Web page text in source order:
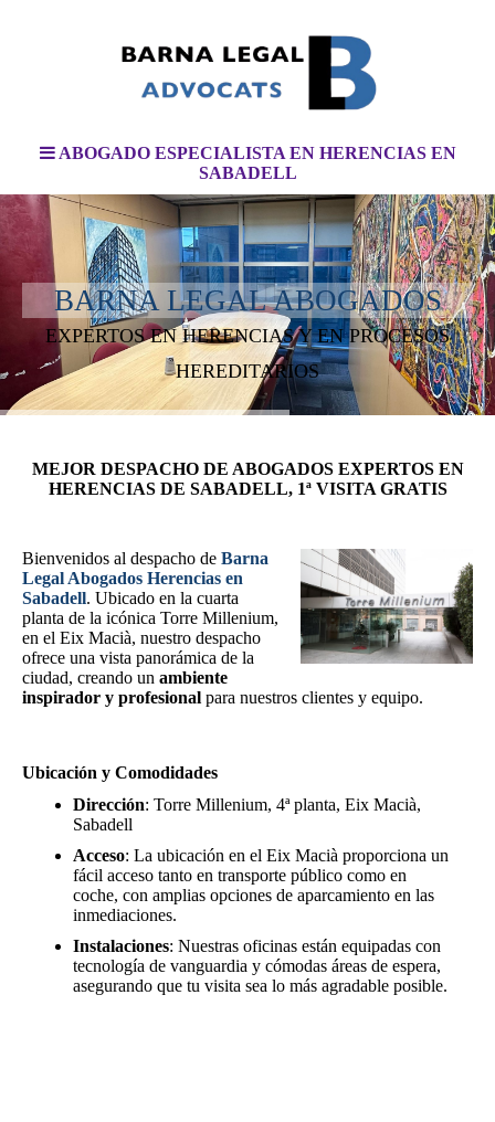
ABOGADO ESPECIALISTA EN HERENCIAS EN
SABADELL
BARNA LEGAL ABOGADOS
EXPERTOS EN HERENCIAS Y EN PROCESOS
HEREDITARIOS
MEJOR DESPACHO DE ABOGADOS EXPERTOS EN
HERENCIAS DE SABADELL, 1ª VISITA GRATIS
Bienvenidos al despacho de Barna
Legal Abogados Herencias en
Sabadell. Ubicado en la cuarta
planta de la icónica Torre Millenium,
en el Eix Macià, nuestro despacho
ofrece una vista panorámica de la
ciudad, creando un ambiente
inspirador y profesional para nuestros clientes y equipo.
Ubicación y Comodidades
Dirección: Torre Millenium, 4ª planta, Eix Macià,
Sabadell
Acceso: La ubicación en el Eix Macià proporciona un
fácil acceso tanto en transporte público como en
coche, con amplias opciones de aparcamiento en las
inmediaciones.
Instalaciones: Nuestras oficinas están equipadas con
tecnología de vanguardia y cómodas áreas de espera,
asegurando que tu visita sea lo más agradable posible.